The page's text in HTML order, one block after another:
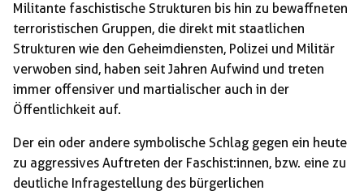
Militante faschistische Strukturen bis hin zu bewaffneten
terroristischen Gruppen, die direkt mit staatlichen
Strukturen wie den Geheimdiensten, Polizei und Militär
verwoben sind, haben seit Jahren Aufwind und treten
immer offensiver und martialischer auch in der
Öffentlichkeit auf.
Der ein oder andere symbolische Schlag gegen ein heute
zu aggressives Auftreten der Faschist:innen, bzw. eine zu
deutliche Infragestellung des bürgerlichen